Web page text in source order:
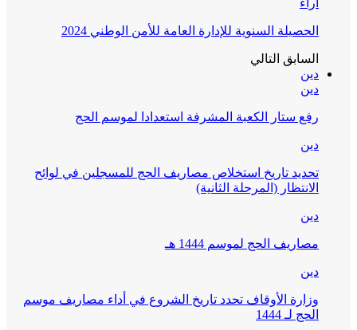
آراء
الحصيلة السنوية للإدارة العامة للأمن الوطني 2024
السابق التالي
دين
دين
رفع ستار الكعبة المشرفة استعدادا لموسم الحج
دين
تحديد تاريخ استخلاص مصاريف الحج للمسجلين في لوائح
الانتظار (المرحلة الثانية)
دين
مصاريف الحج لموسم 1444 هـ
دين
وزارة الأوقاف تحدد تاريخ الشروع في أداء مصاريف موسم
الحج لـ 1444